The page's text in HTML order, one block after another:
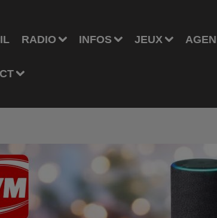
RADIO INFOS JEUX